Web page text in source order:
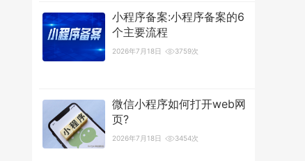
小程序备案:小程序备案的6
个主要流程
2026年7月18日 3759次
微信小程序如何打开web网
页?
2026年7月18日 3454次